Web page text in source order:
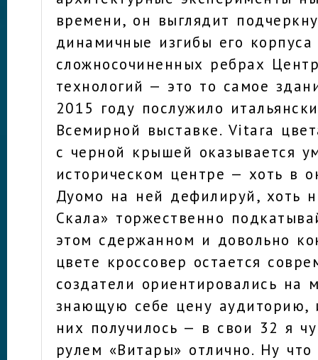
времени, он выглядит
динамичные изгибы его
сложносочиненных ребрах
технологий — это то самое
2015 году послужило
Всемирной выставке. Vitara
с черной крышей оказывается
историческом центре — хоть в
Дуомо на ней дефилируй, хоть
Скала» торжественно
этом сдержанном и довольно
цвете кроссовер остается
создатели ориентировались на
знающую себе цену аудиторию,
них получилось — в свои 32 я
рулем «Витары» отлично. Ну